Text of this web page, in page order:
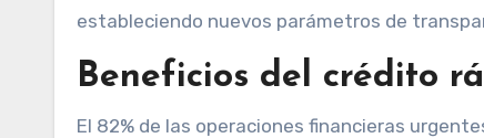
estableciendo nuevos parámetros de
Beneficios del crédito
El 82% de las operaciones financieras